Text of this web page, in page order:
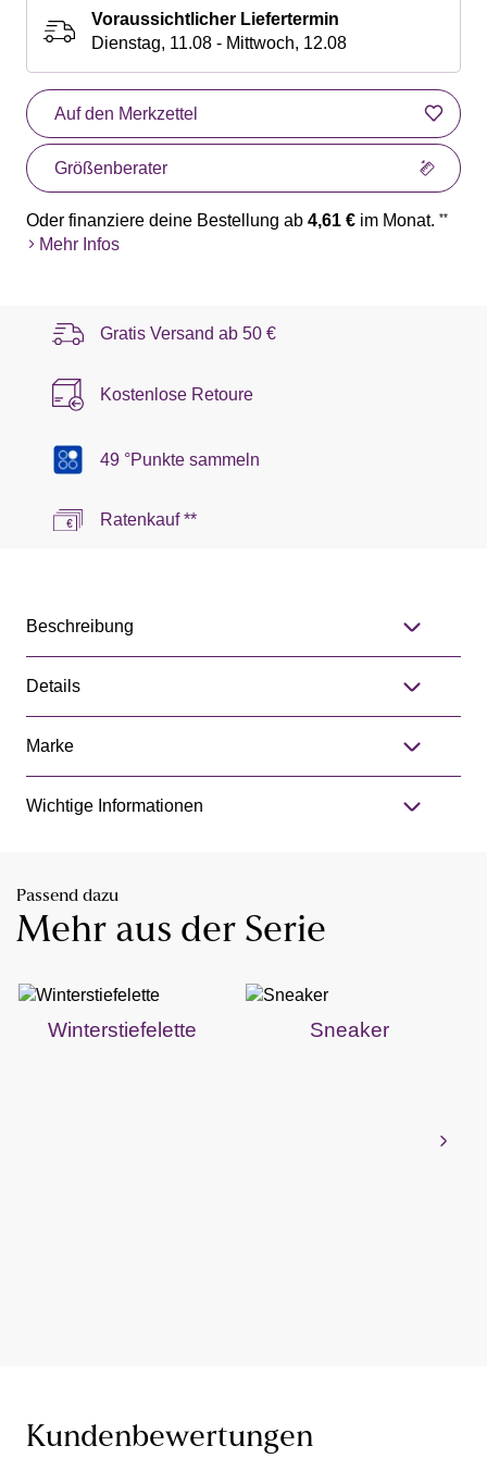
Voraussichtlicher Liefertermin
Dienstag, 11.08 - Mittwoch, 12.08
Auf den Merkzettel
Größenberater
Oder finanziere deine Bestellung ab 4,61 € im Monat. **
Mehr Infos
Gratis Versand ab 50 €
Kostenlose Retoure
49 °Punkte sammeln
Ratenkauf **
Beschreibung
Details
Marke
Wichtige Informationen
Passend dazu
Mehr aus der Serie
Winterstiefelette Sneaker
Kundenbewertungen